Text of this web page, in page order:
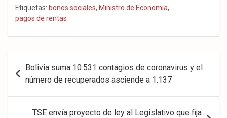
Fac
eb
Twit Wha
Etiquetas: bonos sociales, Ministro de Economía,
pagos de rentas
Navegación
de
entradas
Bolivia suma 10.531 contagios de coronavirus y el
número de recuperados asciende a 1.137
TSE envía proyecto de ley al Legislativo que fija